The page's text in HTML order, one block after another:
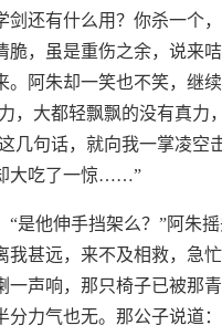
剑还有什么用？你杀一个
脆，虽是重伤之余，说来
。阿朱却一笑也不笑，继
，大都轻飘飘的没有真
几句话，就向我一掌凌
大吃了一惊……”
“是他伸手挡架么？”阿朱
我甚远，来不及相救，急
一声响，那只椅子已被那
分力气也无。那公子说道